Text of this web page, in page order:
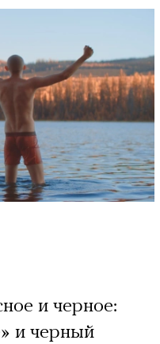
и черное:
и черный